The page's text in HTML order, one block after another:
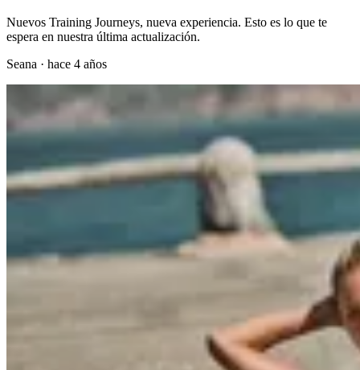
Nuevos Training Journeys, nueva experiencia. Esto es lo que te
espera en nuestra última actualización.
Seana · hace 4 años